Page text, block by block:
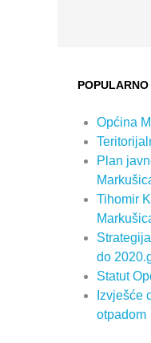
POPULARNO
Općina
Plan
Tihomir
do
Statut
Izvješće
otpadom